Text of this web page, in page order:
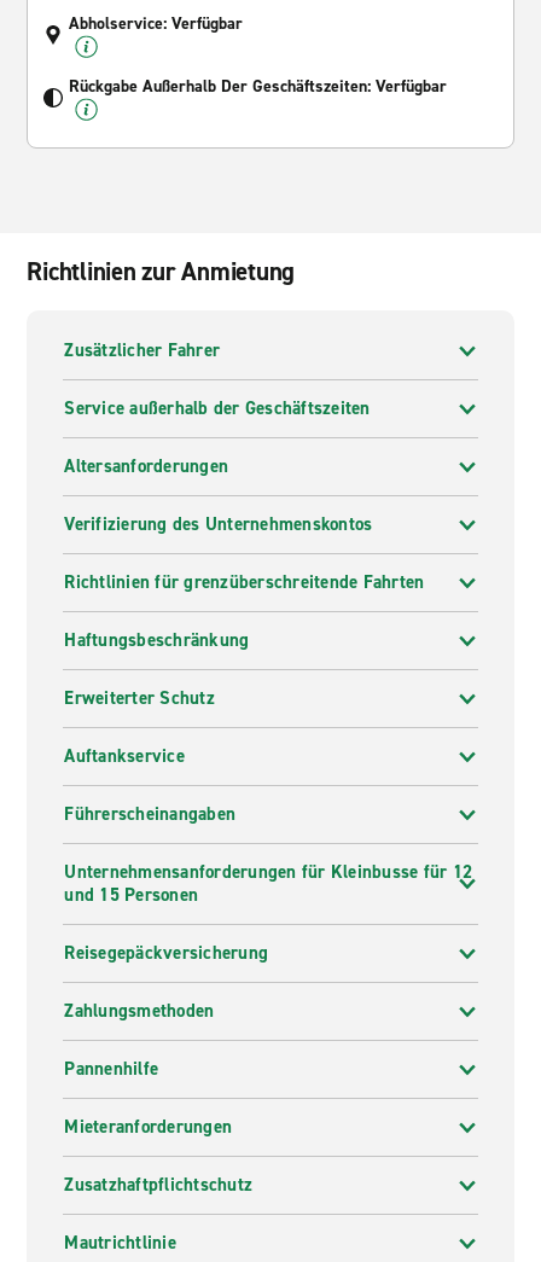
Abholservice: Verfügbar
Rückgabe Außerhalb Der Geschäftszeiten: Verfügbar
Richtlinien zur Anmietung
Zusätzlicher Fahrer
Service außerhalb der Geschäftszeiten
Altersanforderungen
Verifizierung des Unternehmenskontos
Richtlinien für grenzüberschreitende Fahrten
Haftungsbeschränkung
Erweiterter Schutz
Auftankservice
Führerscheinangaben
Unternehmensanforderungen für Kleinbusse für 12
und 15 Personen
Reisegepäckversicherung
Zahlungsmethoden
Pannenhilfe
Mieteranforderungen
Zusatzhaftpflichtschutz
Mautrichtlinie